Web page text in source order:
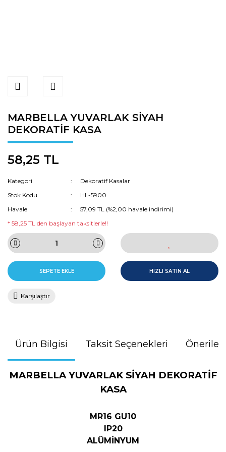
MARBELLA YUVARLAK SİYAH
DEKORATİF KASA
58,25 TL
Kategori
Dekoratif Kasalar
Stok Kodu
HL-5900
Havale
57,09 TL (%2,00 havale indirimi)
* 58,25 TL den başlayan taksitlerle!!
SEPETE EKLE HIZLI SATIN AL
Karşılaştır
Ürün Bilgisi Taksit Seçenekleri
MARBELLA YUVARLAK SİYAH DEKORATİF
KASA
MR16 GU10
IP20
ALÜMİNYUM